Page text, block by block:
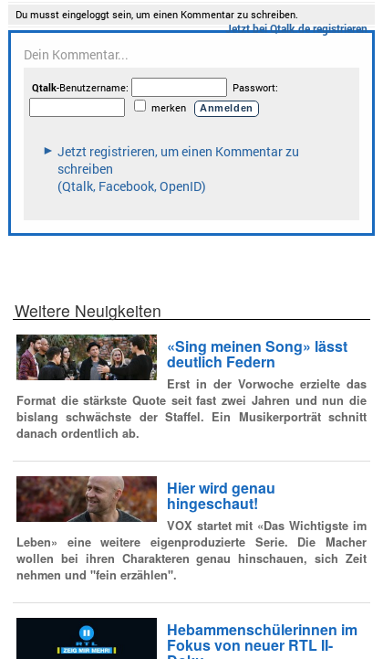
Weitere Neuigkeiten
«Sing meinen Song» lässt
deutlich Federn
Erst in der Vorwoche erzielte das
Format die stärkste Quote seit fast zwei Jahren und nun die
bislang schwächste der Staffel. Ein Musikerporträt schnitt
danach ordentlich ab.
Hier wird genau
hingeschaut!
VOX startet mit «Das Wichtigste im
Leben» eine weitere eigenproduzierte Serie. Die Macher
wollen bei ihren Charakteren genau hinschauen, sich Zeit
nehmen und "fein erzählen".
Hebammenschülerinnen im
Fokus von neuer RTL II-